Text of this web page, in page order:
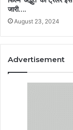
जारी….
August 23, 2024
Advertisement